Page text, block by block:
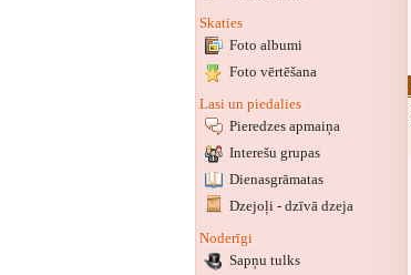
Skaties
Foto albumi
Foto vērtēšana
Lasi un piedalies
Pieredzes apmaiņa
Interešu grupas
Dienasgrāmatas
Dzejoļi - dzīvā dzeja
Noderīgi
Sapņu tulks